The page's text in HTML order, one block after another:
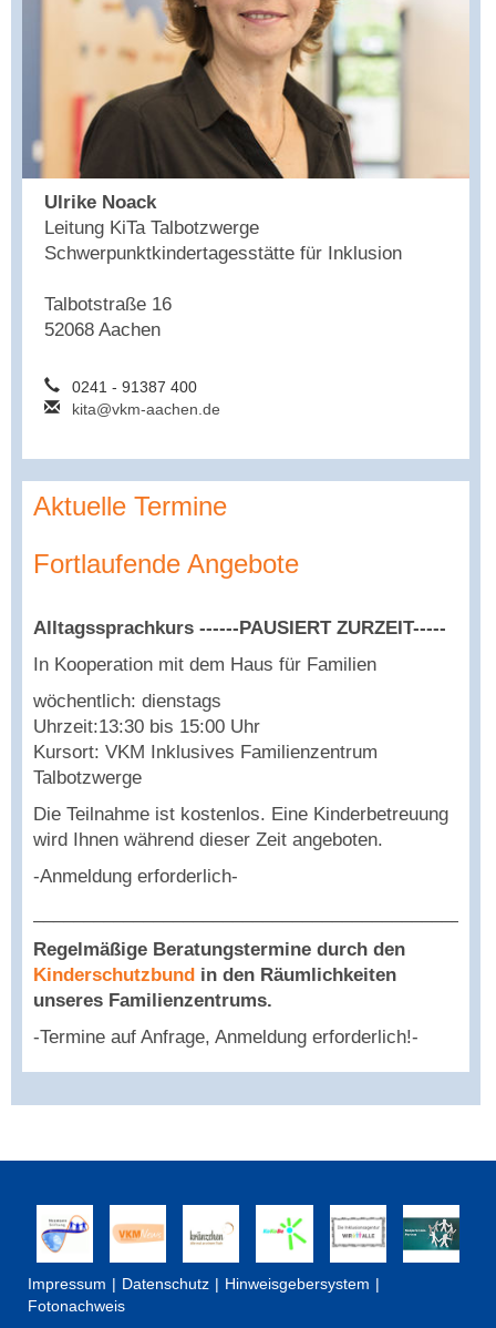
Ulrike Noack
Leitung KiTa Talbotzwerge
Schwerpunktkindertagesstätte für Inklusion
Talbotstraße 16
52068 Aachen
0241 - 91387 400
kita@vkm-aachen.de
Aktuelle Termine
Fortlaufende Angebote
Alltagssprachkurs ------PAUSIERT ZURZEIT-----
In Kooperation mit dem Haus für Familien
wöchentlich: dienstags
Uhrzeit:13:30 bis 15:00 Uhr
Kursort: VKM Inklusives Familienzentrum
Talbotzwerge
Die Teilnahme ist kostenlos. Eine Kinderbetreuung
wird Ihnen während dieser Zeit angeboten.
-Anmeldung erforderlich-
Regelmäßige Beratungstermine durch den
Kinderschutzbund in den Räumlichkeiten
unseres Familienzentrums.
-Termine auf Anfrage, Anmeldung erforderlich!-
Impressum Datenschutz
Hinweisgebersystem
Fotonachweis